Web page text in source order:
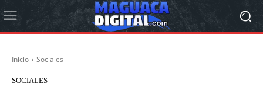
Inicio Sociales
SOCIALES